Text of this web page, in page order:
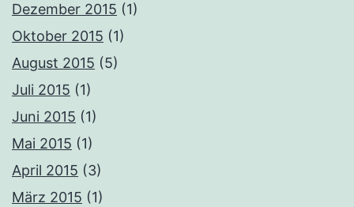
Dezember 2015 (1)
Oktober 2015 (1)
August 2015 (5)
Juli 2015 (1)
Juni 2015 (1)
Mai 2015 (1)
April 2015 (3)
März 2015 (1)